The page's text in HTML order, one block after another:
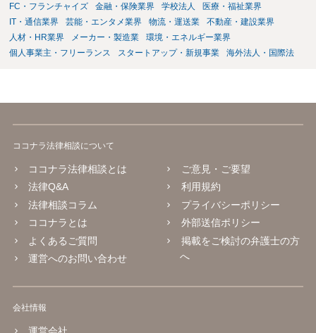
FC・フランチャイズ
金融・保険業界 学校法人
医療・福祉業界
IT・通信業界
芸能・エンタメ業界 物流・運送業
不動産・建設業界
人材・HR業界
メーカー・製造業
環境・エネルギー業界
個人事業主・フリーランス
スタートアップ・新規事業 海外法人・国際法
ココナラ法律相談について
ココナラ法律相談とは
法律Q&A
法律相談コラム
ココナラとは
よくあるご質問
運営へのお問い合わせ
ご意見・ご要望
利用規約
プライバシーポリシー
外部送信ポリシー
掲載をご検討の弁護士の方
へ
会社情報